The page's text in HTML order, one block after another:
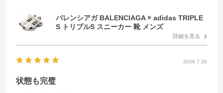
バレンシアガ BALENCIAGA × adidas TRIPLE
S トリプルS スニーカー 靴 メンズ
詳細を見る
2026.7.30
状態も完璧